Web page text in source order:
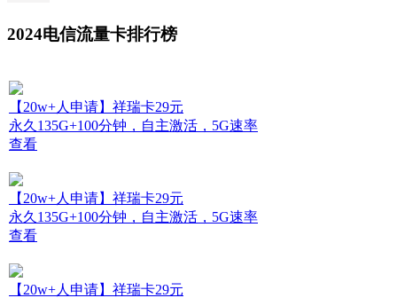
2024电信流量卡排行榜
【20w+人申请】祥瑞卡29元
永久135G+100分钟，自主激活，5G速率
查看
【20w+人申请】祥瑞卡29元
永久135G+100分钟，自主激活，5G速率
查看
【20w+人申请】祥瑞卡29元